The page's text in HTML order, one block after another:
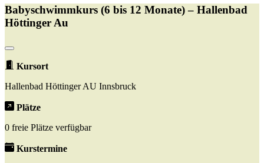
Babyschwimmkurs (6 bis 12 Monate) – Hallenbad
Höttinger Au
Kursort
Hallenbad Höttinger AU Innsbruck
Plätze
0 freie Plätze verfügbar
Kurstermine